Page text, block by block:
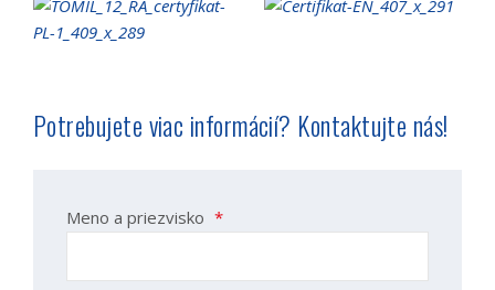
Potrebujete viac informácií? Kontaktujte nás!
Meno a priezvisko *